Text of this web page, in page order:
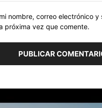
nombre, correo electrónico y
próxima vez que comente.